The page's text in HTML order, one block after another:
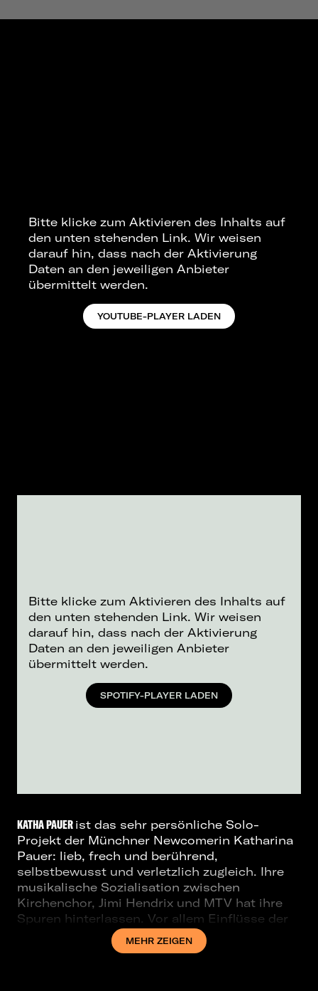
Bitte klicke zum Aktivieren des Inhalts auf
den unten stehenden Link. Wir weisen
darauf hin, dass nach der Aktivierung
Daten an den jeweiligen Anbieter
übermittelt werden.
YOUTUBE-PLAYER LADEN
Bitte klicke zum Aktivieren des Inhalts auf
den unten stehenden Link. Wir weisen
darauf hin, dass nach der Aktivierung
Daten an den jeweiligen Anbieter
übermittelt werden.
SPOTIFY-PLAYER LADEN
KATHA PAUER ist das sehr persönliche Solo-
Projekt der Münchner Newcomerin Katharina
Pauer: lieb, frech und berührend,
selbstbewusst und verletzlich zugleich. Ihre
musikalische Sozialisation zwischen
Kirchenchor, Jimi Hendrix und MTV hat ihre
Spuren hinterlassen. Vor allem Einflüsse der
amerikanischen R’n‘B-Szene der frühen
2000er – wie etwa Destiny’s Child, Beyoncé
MEHR ZEIGEN